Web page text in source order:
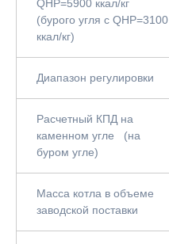
QНР=5900 ккал/кг
(бурого угля с QНР=3100
ккал/кг)
Диапазон регулировки
Расчетный КПД на
каменном угле (на
буром угле)
Масса котла в объеме
заводской поставки